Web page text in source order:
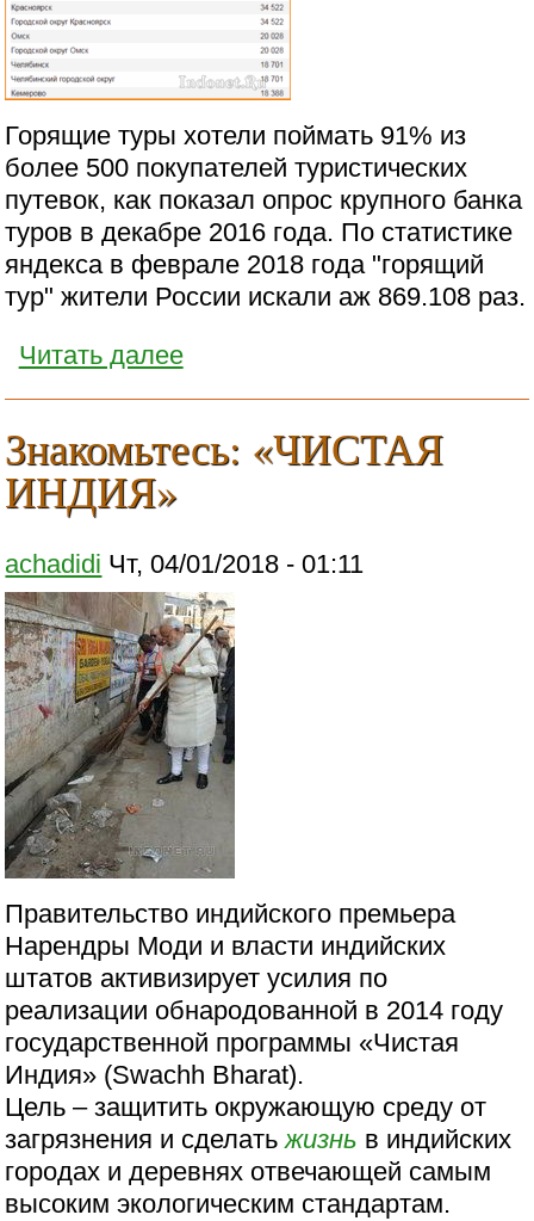
Горящие туры хотели поймать 91% из
более 500 покупателей туристических
путевок, как показал опрос крупного банка
туров в декабре 2016 года. По статистике
яндекса в феврале 2018 года "горящий
тур" жители России искали аж 869.108 раз.
Читать далее
Знакомьтесь: «ЧИСТАЯ
ИНДИЯ»
achadidi Чт, 04/01/2018 - 01:11
Правительство индийского премьера
Нарендры Моди и власти индийских
штатов активизирует усилия по
реализации обнародованной в 2014 году
государственной программы «Чистая
Индия» (Swachh Bharat).
Цель – защитить окружающую среду от
загрязнения и сделатьжизнь в индийских
городах и деревнях отвечающей самым
высоким экологическим стандартам.